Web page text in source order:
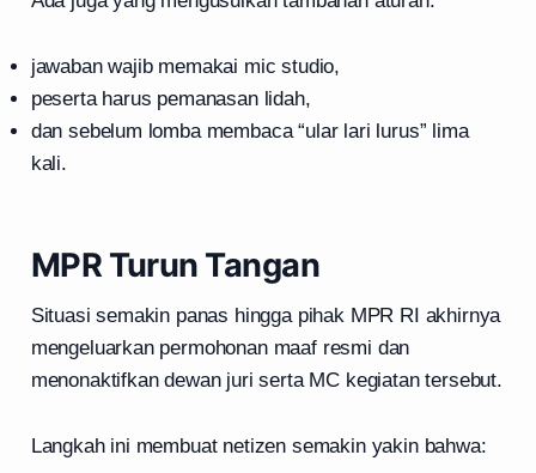
jawaban wajib memakai mic studio,
peserta harus pemanasan lidah,
dan sebelum lomba membaca “ular lari lurus” lima
kali.
MPR Turun Tangan
Situasi semakin panas hingga pihak MPR RI akhirnya
mengeluarkan permohonan maaf resmi dan
menonaktifkan dewan juri serta MC kegiatan tersebut.
Langkah ini membuat netizen semakin yakin bahwa: